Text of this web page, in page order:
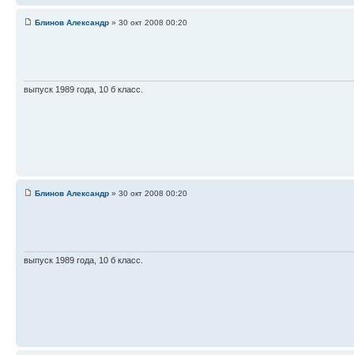
Блинов Александр » 30 окт 2008 00:20
выпуск 1989 года, 10 б класс.
Блинов Александр » 30 окт 2008 00:20
выпуск 1989 года, 10 б класс.